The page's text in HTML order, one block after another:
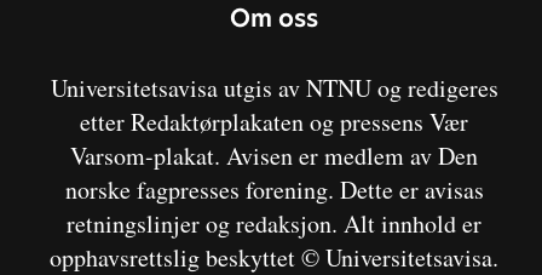
Om oss
Universitetsavisa utgis av NTNU og redigeres
etter Redaktørplakaten og pressens Vær
Varsom-plakat. Avisen er medlem av Den
norske fagpresses forening. Dette er avisas
retningslinjer og redaksjon. Alt innhold er
opphavsrettslig beskyttet © Universitetsavisa.